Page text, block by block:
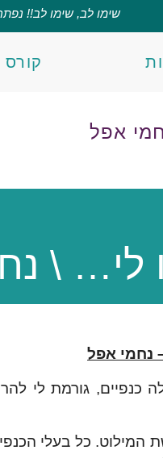
שימו לב, שימו לב!!
אפל
לי… \
נחמי אפל
גורמת לי
המילוט. כל בעלי